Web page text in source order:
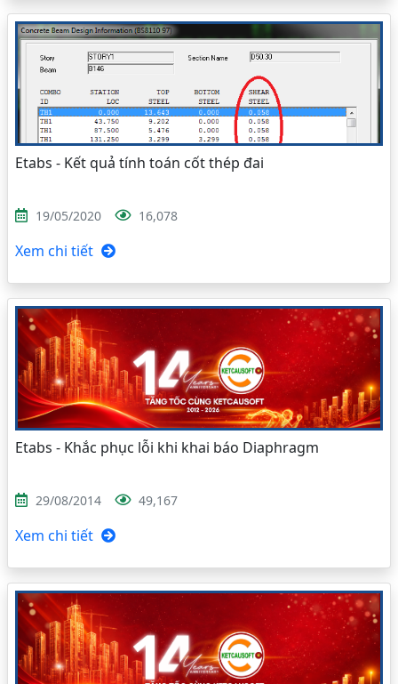
Etabs - Kết quả tính toán cốt thép đai
19/05/2020 16,078
Xem chi tiết
Etabs - Khắc phục lỗi khi khai báo Diaphragm
29/08/2014 49,167
Xem chi tiết